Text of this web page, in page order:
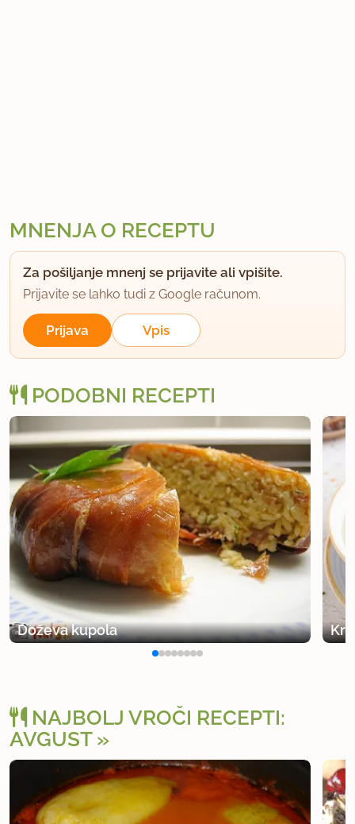
MNENJA O RECEPTU
Za pošiljanje mnenj se prijavite ali vpišite.
Prijavite se lahko tudi z Google računom.
Prijava Vpis
PODOBNI RECEPTI
Doževa kupola
NAJBOLJ VROČI RECEPTI:
AVGUST